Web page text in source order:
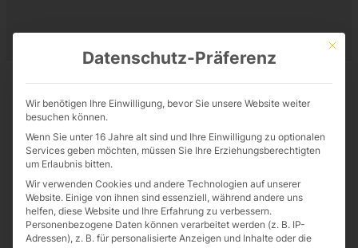
Mit
Datenschutz-Präferenz
Wir benötigen Ihre Einwilligung, bevor Sie unsere Website weiter
besuchen können.
Wenn Sie unter 16 Jahre alt sind und Ihre Einwilligung zu optionalen
Services geben möchten, müssen Sie Ihre Erziehungsberechtigten
um Erlaubnis bitten.
Wir verwenden Cookies und andere Technologien auf unserer
Website. Einige von ihnen sind essenziell, während andere uns
helfen, diese Website und Ihre Erfahrung zu verbessern.
Personenbezogene Daten können verarbeitet werden (z. B. IP-
Adressen), z. B. für personalisierte Anzeigen und Inhalte oder die